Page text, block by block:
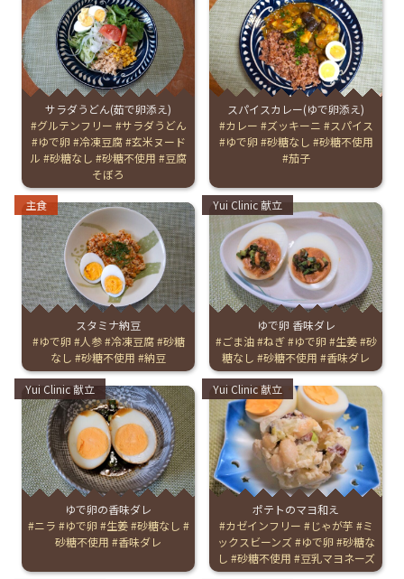
サラダうどん(茹で卵添え)
Tags:
グルテンフリー
サラダうどん
ゆで卵
冷凍豆腐 玄米ヌード
ル
砂糖なし 砂糖不使用
豆腐
そぼろ
スパイスカレー(ゆで卵添え)
Tags:
カレー ズッキーニ
スパイス
ゆで卵
砂糖なし
砂糖不使用
茄子
Categories:
主食
スタミナ納豆
Tags:
ゆで卵 人参 冷凍豆腐 砂糖
なし
砂糖不使用 納豆
Categories:
Yui Clinic 献立
ゆで卵 香味ダレ
Tags:
ごま油 ねぎ ゆで卵 生姜 砂
糖なし
砂糖不使用
香味ダレ
Categories:
Yui Clinic 献立
ゆで卵の香味ダレ
Tags:
ニラ ゆで卵 生姜 砂糖なし
砂糖不使用
香味ダレ
Categories:
Yui Clinic 献立
ポテトのマヨ和え
Tags:
カゼインフリー じゃが芋
ミ
ックスビーンズ ゆで卵
砂糖な
し
砂糖不使用
豆乳マヨネーズ
予防接種
その他の診療内容
‘さんルーム’ でさまざまな講座・クラス
遠方にお住まいで当院での出産を希望される方へ
医師プロフィール
English Page